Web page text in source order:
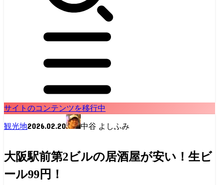
サイトのコンテンツを移行中
観光地2026.02.20 中谷 よしふみ
大阪駅前第2ビルの居酒屋が安い！生ビ
ール99円！